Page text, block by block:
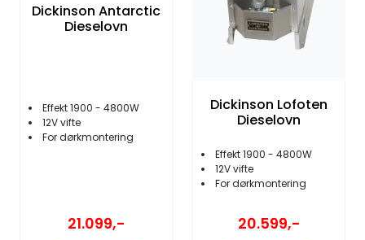
Dickinson Antarctic
Dieselovn
Effekt 1900 - 4800W
12V vifte
For dørkmontering
21.099,-
Dickinson Lofoten
Dieselovn
Effekt 1900 - 4800W
12V vifte
For dørkmontering
20.599,-